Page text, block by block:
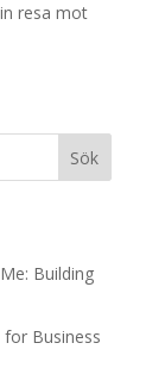
resa mot
Sök
Building
Business